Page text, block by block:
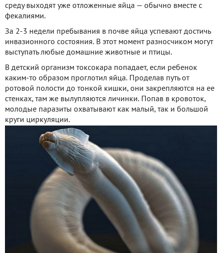
среду выходят уже отложенные яйца — обычно вместе с
фекалиями.
За 2-3 недели пребывания в почве яйца успевают достичь
инвазионного состояния. В этот момент разносчиком могут
выступать любые домашние животные и птицы.
В детский организм токсокара попадает, если ребенок
каким-то образом проглотил яйца. Проделав путь от
ротовой полости до тонкой кишки, они закрепляются на ее
стенках, там же вылупляются личинки. Попав в кровоток,
молодые паразиты охватывают как малый, так и большой
круги циркуляции.